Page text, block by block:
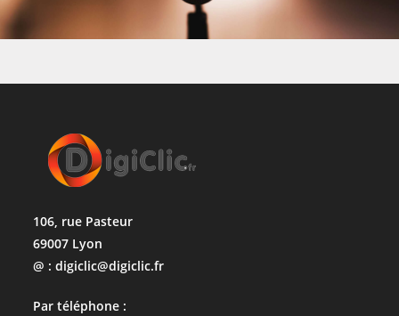
106, rue Pasteur
69007 Lyon
@ : digiclic@digiclic.fr
Par téléphone :